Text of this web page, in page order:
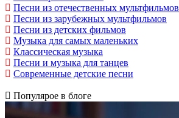
Песни из отечественных мультфильмов
Песни из зарубежных мультфильмов
Песни из детских фильмов
Музыка для самых маленьких
Классическая музыка
Песни и музыка для танцев
Современные детские песни
Популярое в блоге